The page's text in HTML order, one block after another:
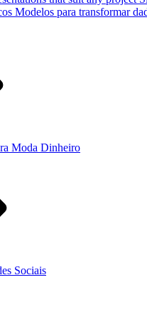
Modelos para transformar
Moda Dinheiro
Sociais